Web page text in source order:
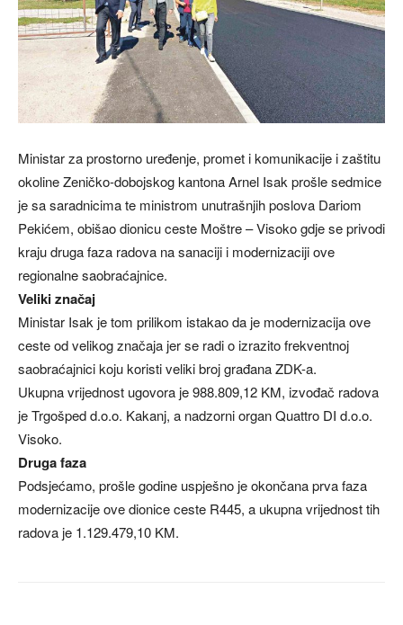
Ministar za prostorno uređenje, promet i komunikacije i zaštitu
okoline Zeničko-dobojskog kantona Arnel Isak prošle sedmice
je sa saradnicima te ministrom unutrašnjih poslova Dariom
Pekićem, obišao dionicu ceste Moštre – Visoko gdje se privodi
kraju druga faza radova na sanaciji i modernizaciji ove
regionalne saobraćajnice.
Veliki značaj
Ministar Isak je tom prilikom istakao da je modernizacija ove
ceste od velikog značaja jer se radi o izrazito frekventnoj
saobraćajnici koju koristi veliki broj građana ZDK-a.
Ukupna vrijednost ugovora je 988.809,12 KM, izvođač radova
je Trgošped d.o.o. Kakanj, a nadzorni organ Quattro DI d.o.o.
Visoko.
Druga faza
Podsjećamo, prošle godine uspješno je okončana prva faza
modernizacije ove dionice ceste R445, a ukupna vrijednost tih
radova je 1.129.479,10 KM.